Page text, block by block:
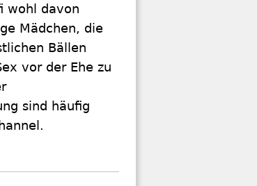
wohl davon
Mädchen, die
Bällen
vor der Ehe zu
sind häufig